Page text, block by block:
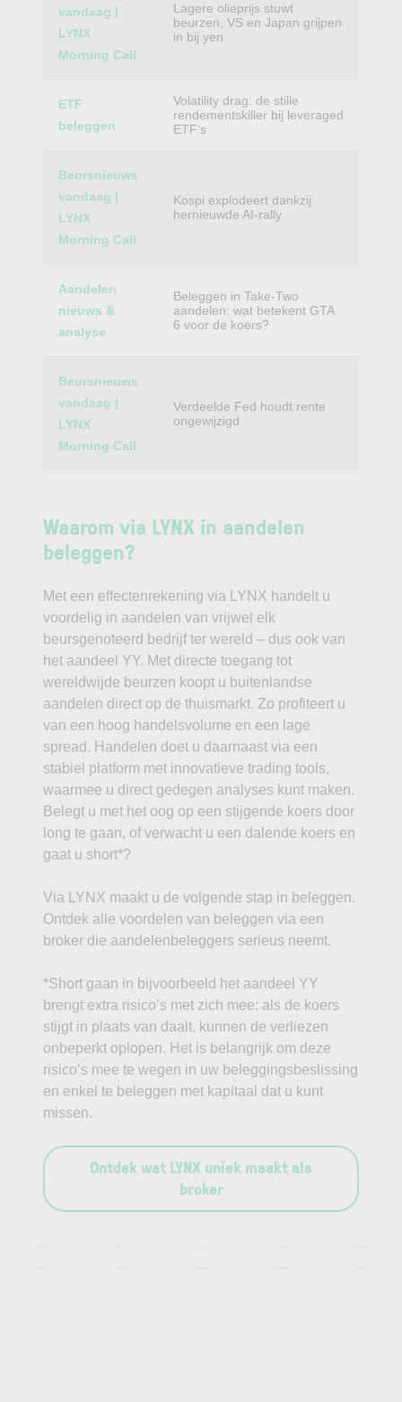
vandaag |
LYNX
Morning Call
Lagere olieprijs stuwt
beurzen, VS en Japan grijpen
in bij yen
ETF
beleggen
Volatility drag: de stille
rendementskiller bij leveraged
ETF’s
Beursnieuws
vandaag |
LYNX
Morning Call
Kospi explodeert dankzij
hernieuwde AI-rally
Aandelen
nieuws &
analyse
Beleggen in Take-Two
aandelen: wat betekent GTA
6 voor de koers?
Beursnieuws
vandaag |
LYNX
Morning Call
Verdeelde Fed houdt rente
ongewijzigd
Waarom via LYNX in aandelen
beleggen?
Met een effectenrekening via LYNX handelt u
voordelig in aandelen van vrijwel elk
beursgenoteerd bedrijf ter wereld – dus ook van
het aandeel YY. Met directe toegang tot
wereldwijde beurzen koopt u buitenlandse
aandelen direct op de thuismarkt. Zo profiteert u
van een hoog handelsvolume en een lage
spread. Handelen doet u daarnaast via een
stabiel platform met innovatieve trading tools,
waarmee u direct gedegen analyses kunt maken.
Belegt u met het oog op een stijgende koers door
long te gaan, of verwacht u een dalende koers en
gaat u short*?
Via LYNX maakt u de volgende stap in beleggen.
Ontdek alle voordelen van beleggen via een
broker die aandelenbeleggers serieus neemt.
*Short gaan in bijvoorbeeld het aandeel YY
brengt extra risico’s met zich mee: als de koers
stijgt in plaats van daalt, kunnen de verliezen
onbeperkt oplopen. Het is belangrijk om deze
risico’s mee te wegen in uw beleggingsbeslissing
en enkel te beleggen met kapitaal dat u kunt
missen.
Ontdek wat LYNX uniek maakt als
broker